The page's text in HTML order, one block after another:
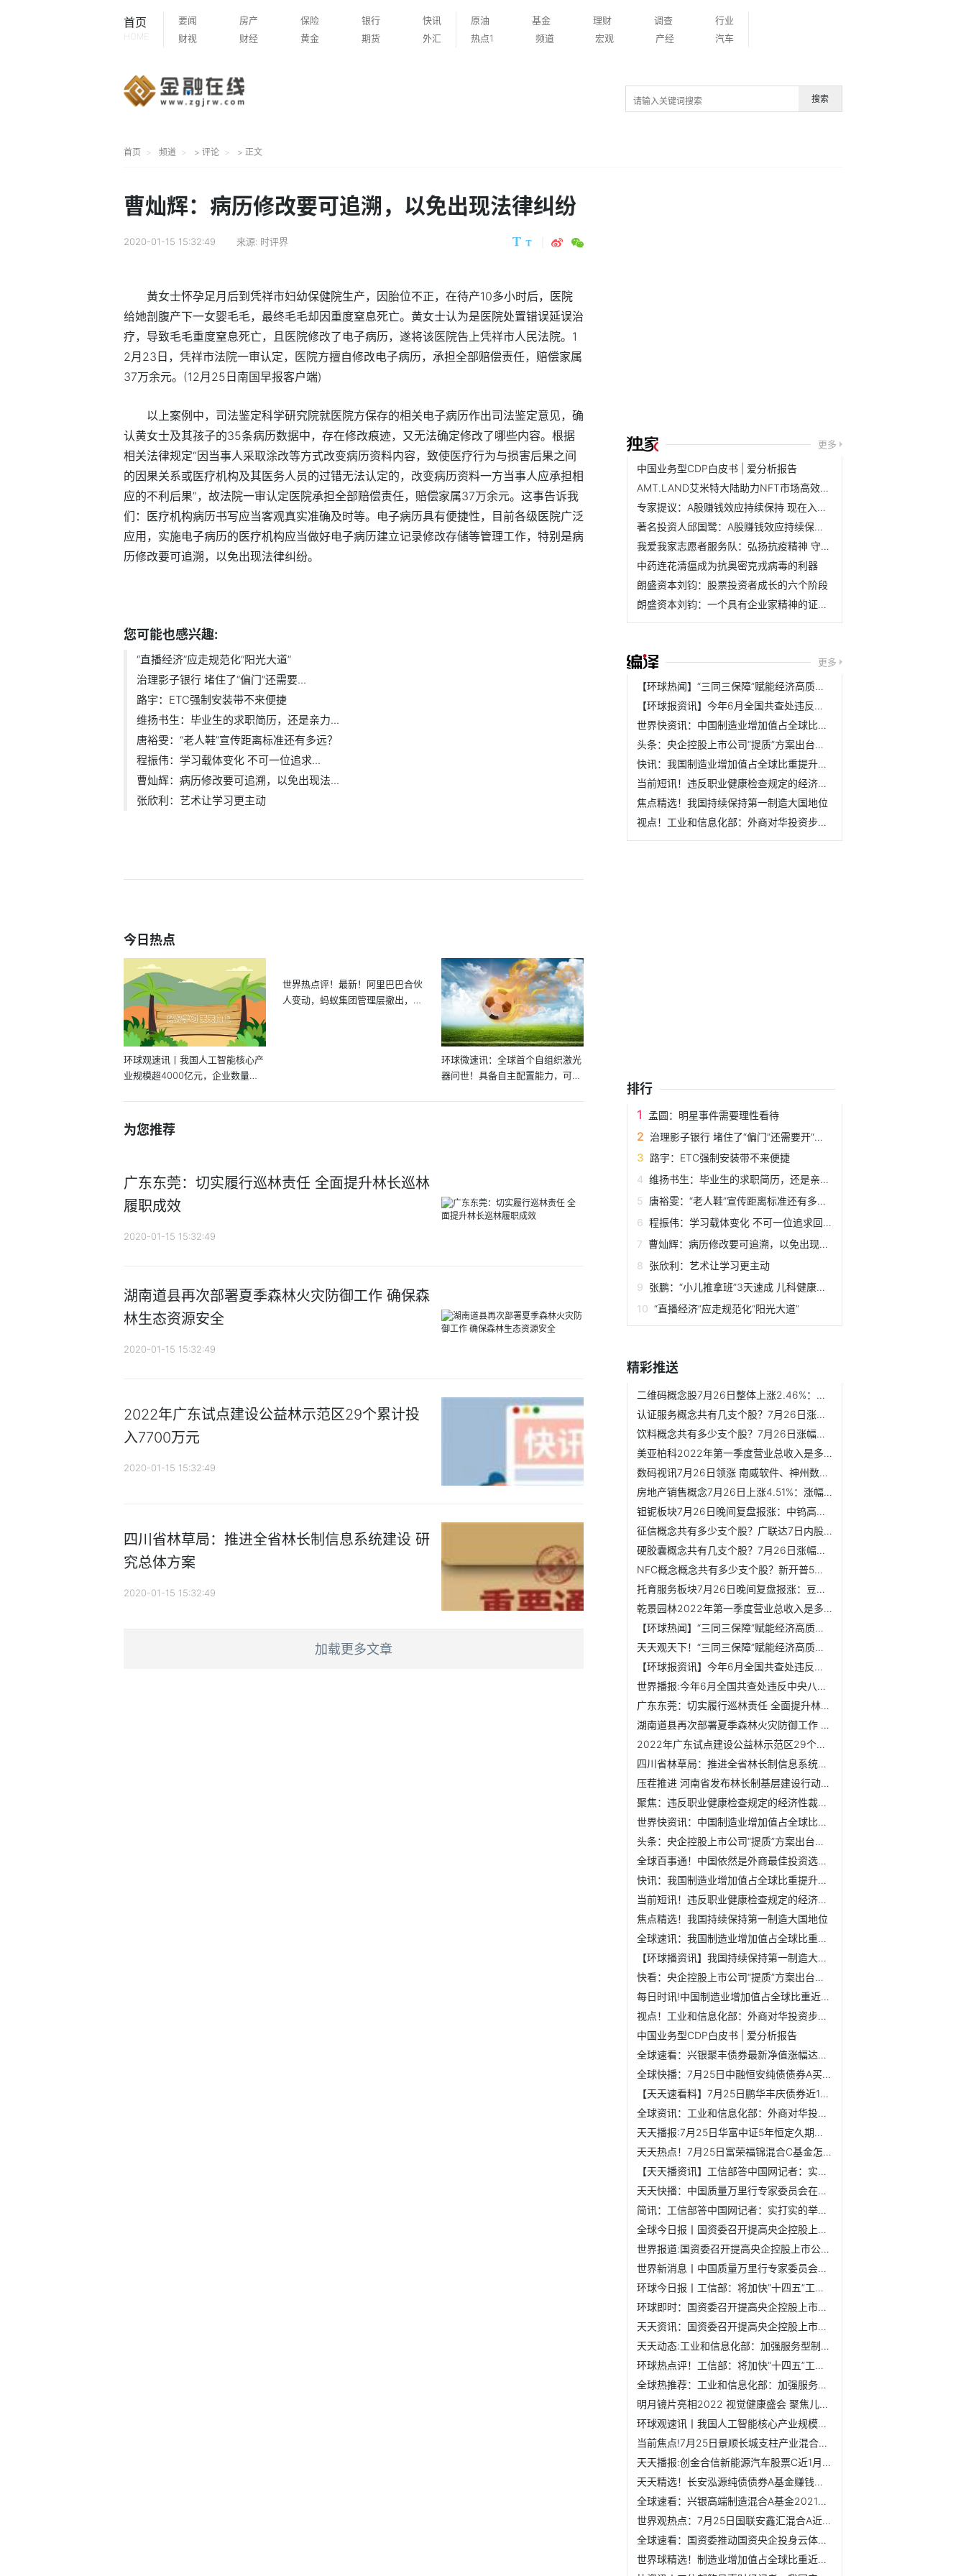
首页
HOME
要闻 房产 保险 银行
快讯
财视
财经 黄金 期货 外汇
原油 基金 理财 调查
行业
热点1
频道 宏观 产经 汽车
搜索
首页 频道 > 评论 > 正文
曹灿辉：病历修改要可追溯，以免出现法律纠纷
2020-01-15 15:32:49 来源: 时评界
黄女士怀孕足月后到凭祥市妇幼保健院生产，因胎位不正，在待产10多小时后，医院
给她剖腹产下一女婴毛毛，最终毛毛却因重度窒息死亡。黄女士认为是医院处置错误延误治
疗，导致毛毛重度窒息死亡，且医院修改了电子病历，遂将该医院告上凭祥市人民法院。1
2月23日，凭祥市法院一审认定，医院方擅自修改电子病历，承担全部赔偿责任，赔偿家属
37万余元。(12月25日南国早报客户端)
以上案例中，司法鉴定科学研究院就医院方保存的相关电子病历作出司法鉴定意见，确
认黄女士及其孩子的35条病历数据中，存在修改痕迹，又无法确定修改了哪些内容。根据
相关法律规定“因当事人采取涂改等方式改变病历资料内容，致使医疗行为与损害后果之间
的因果关系或医疗机构及其医务人员的过错无法认定的，改变病历资料一方当事人应承担相
应的不利后果”，故法院一审认定医院承担全部赔偿责任，赔偿家属37万余元。这事告诉我
们：医疗机构病历书写应当客观真实准确及时等。电子病历具有便捷性，目前各级医院广泛
应用，实施电子病历的医疗机构应当做好电子病历建立记录修改存储等管理工作，特别是病
历修改要可追溯，以免出现法律纠纷。
您可能也感兴趣:
“直播经济”应走规范化“阳光大道”
治理影子银行 堵住了“偏门”还需要...
路宇：ETC强制安装带不来便捷
维扬书生：毕业生的求职简历，还是亲力...
唐裕雯：“老人鞋”宣传距离标准还有多远？
程振伟：学习载体变化 不可一位追求...
曹灿辉：病历修改要可追溯，以免出现法...
张欣利：艺术让学习更主动
今日热点
环球观速讯丨我国人工智能核心产
业规模超4000亿元，企业数量超3
世界热点评！最新！阿里巴巴合伙
人变动，蚂蚁集团管理层撤出，旨
环球微速讯：全球首个自组织激光
器问世！具备自主配置能力，可用
为您推荐
广东东莞：切实履行巡林责任 全面提升林长巡林
履职成效
2020-01-15 15:32:49
湖南道县再次部署夏季森林火灾防御工作 确保森
林生态资源安全
2020-01-15 15:32:49
2022年广东试点建设公益林示范区29个累计投
入7700万元
2020-01-15 15:32:49
四川省林草局：推进全省林长制信息系统建设 研
究总体方案
2020-01-15 15:32:49
加载更多文章
更多
中国业务型CDP白皮书 | 爱分析报告
AMT.LAND艾米特大陆助力NFT市场高效发展 开店模式再创数字藏...
专家提议：A股赚钱效应持续保持 现在入场正当时
著名投资人邱国鹭：A股赚钱效应持续保持 现在入场正当时
我爱我家志愿者服务队：弘扬抗疫精神 守护社区平安
中药连花清瘟成为抗奥密克戎病毒的利器
朗盛资本刘钧：股票投资者成长的六个阶段
朗盛资本刘钧：一个具有企业家精神的证券分析师
更多
【环球热闻】“三同三保障”赋能经济高质量发展
【环球报资讯】今年6月全国共查处违反中央八项规定精神问题9531起
世界快资讯：中国制造业增加值占全球比重近三成
头条：央企控股上市公司“提质”方案出台两个月：60起并购助...
快讯：我国制造业增加值占全球比重提升至近30%
当前短讯！违反职业健康检查规定的经济性裁员违法
焦点精选！我国持续保持第一制造大国地位
视点！工业和信息化部：外商对华投资步伐并没有放慢
排行
孟圆：明星事件需要理性看待
治理影子银行 堵住了“偏门”还需要开“正门”
路宇：ETC强制安装带不来便捷
维扬书生：毕业生的求职简历，还是亲力可靠好
唐裕雯：“老人鞋”宣传距离标准还有多远？
程振伟：学习载体变化 不可一位追求回归阅读
曹灿辉：病历修改要可追溯，以免出现法律纠纷
张欣利：艺术让学习更主动
张鹏：“小儿推拿班”3天速成 儿科健康岂容儿戏
“直播经济”应走规范化“阳光大道”
精彩推送
二维码概念股7月26日整体上涨2.46%：领涨股为中科金财 领跌...
认证服务概念共有几支个股？7月26日涨幅较大的个股是科蓝软件...
饮料概念共有多少支个股？7月26日涨幅较大的个股是英联股份、...
美亚柏科2022年第一季度营业总收入是多少？美亚柏科3日内股价...
数码视讯7月26日领涨 南威软件、神州数码和中科曙光等跟涨
房地产销售概念7月26日上涨4.51%：涨幅较大的股票是三湘印象...
钽铌板块7月26日晚间复盘报涨：中钨高新领涨 国际实业、全新...
征信概念共有多少支个股？广联达7日内股价下跌0.63%
硬胶囊概念共有几支个股？7月26日涨幅较大的个股是ST顺利、仙...
NFC概念概念共有多少支个股？新开普5日内股价下跌1.72%
托育服务板块7月26日晚间复盘报涨：豆神教育领涨 鸿合科技、...
乾景园林2022年第一季度营业总收入是多少？乾景园林7日内股价...
【环球热闻】“三同三保障”赋能经济高质量发展
天天观天下！“三同三保障”赋能经济高质量发展
【环球报资讯】今年6月全国共查处违反中央八项规定精神问题9531起
世界播报:今年6月全国共查处违反中央八项规定精神问题9531起
广东东莞：切实履行巡林责任 全面提升林长巡林履职成效
湖南道县再次部署夏季森林火灾防御工作 确保森林生态资源安全
2022年广东试点建设公益林示范区29个累计投入7700万元
四川省林草局：推进全省林长制信息系统建设 研究总体方案
压茬推进 河南省发布林长制基层建设行动方案
聚焦：违反职业健康检查规定的经济性裁员违法
世界快资讯：中国制造业增加值占全球比重近三成
头条：央企控股上市公司“提质”方案出台两个月：60起并购助...
全球百事通！中国依然是外商最佳投资选择地
快讯：我国制造业增加值占全球比重提升至近30%
当前短讯！违反职业健康检查规定的经济性裁员违法
焦点精选！我国持续保持第一制造大国地位
全球速讯：我国制造业增加值占全球比重提升至近30%
【环球播资讯】我国持续保持第一制造大国地位
快看：央企控股上市公司“提质”方案出台两个月：60起并购助...
每日时讯!中国制造业增加值占全球比重近三成
视点！工业和信息化部：外商对华投资步伐并没有放慢
中国业务型CDP白皮书 | 爱分析报告
全球速看：兴银聚丰债券最新净值涨幅达0.02%，该基金2020年利...
全球快播：7月25日中融恒安纯债债券A买的人多吗？基金2021年...
【天天速看料】7月25日鹏华丰庆债券近1月来表现如何？基金202...
全球资讯：工业和信息化部：外商对华投资步伐并没有放慢
天天播报:7月25日华富中证5年恒定久期国开债指数C最新净值是...
天天热点！7月25日富荣福锦混合C基金怎么样？该基金分红负债...
【天天播资讯】工信部答中国网记者：实打实的举措支持服务型...
天天快播：中国质量万里行专家委员会在京成立
简讯：工信部答中国网记者：实打实的举措支持服务型制造创新发展
全球今日报丨国资委召开提高央企控股上市公司质量工作推进会...
世界报道:国资委召开提高央企控股上市公司质量工作推进会 要...
世界新消息丨中国质量万里行专家委员会在京成立
环球今日报丨工信部：将加快“十四五”工信领域重大工程和行...
环球即时：国资委召开提高央企控股上市公司质量工作推进会
天天资讯：国资委召开提高央企控股上市公司质量工作推进会
天天动态:工业和信息化部：加强服务型制造研究院建设 培育发...
环球热点评！工信部：将加快“十四五”工信领域重大工程和行...
全球热推荐：工业和信息化部：加强服务型制造研究院建设 培...
明月镜片亮相2022 视觉健康盛会 聚焦儿童青少年近视防控
环球观速讯丨我国人工智能核心产业规模超4000亿元，企业数量...
当前焦点!7月25日景顺长城支柱产业混合基金成立以来涨了多少...
天天播报:创金合信新能源汽车股票C近1月来在同类基金中排524...
天天精选！长安泓源纯债债券A基金赚钱吗？2022年第二季度基金...
全球速看：兴银高端制造混合A基金2021年第三季度表现如何？近...
世界观热点：7月25日国联安鑫汇混合A近3月来表现优秀，基金20...
全球速看：国资委推动国资央企投身云体系建设
世界球精选！制造业增加值占全球比重近30% 我国制造业综合实...